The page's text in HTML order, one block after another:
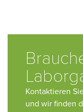
Kontaktieren
und wir finden